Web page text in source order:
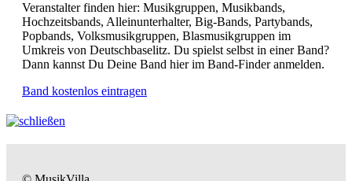
Veranstalter finden hier: Musikgruppen, Musikbands,
Hochzeitsbands, Alleinunterhalter, Big-Bands, Partybands,
Popbands, Volksmusikgruppen, Blasmusikgruppen im
Umkreis von Deutschbaselitz. Du spielst selbst in einer Band?
Dann kannst Du Deine Band hier im Band-Finder anmelden.
Band kostenlos eintragen